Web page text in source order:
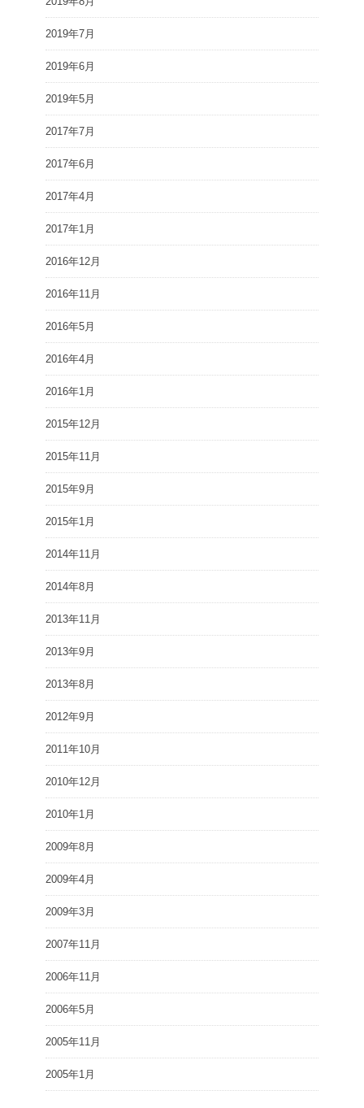
2019年7月
2019年6月
2019年5月
2017年7月
2017年6月
2017年4月
2017年1月
2016年12月
2016年11月
2016年5月
2016年4月
2016年1月
2015年12月
2015年11月
2015年9月
2015年1月
2014年11月
2014年8月
2013年11月
2013年9月
2013年8月
2012年9月
2011年10月
2010年12月
2010年1月
2009年8月
2009年4月
2009年3月
2007年11月
2006年11月
2006年5月
2005年11月
2005年1月